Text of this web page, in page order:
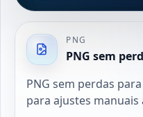
PNG
PNG sem
PNG sem perdas
para ajustes manuais